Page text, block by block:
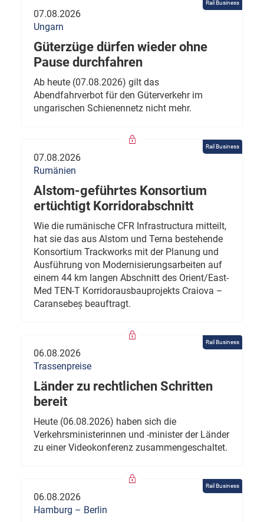
Rail Business
07.08.2026
Ungarn
Güterzüge dürfen wieder ohne
Pause durchfahren
Ab heute (07.08.2026) gilt das
Abendfahrverbot für den Güterverkehr im
ungarischen Schienennetz nicht mehr.
Rail Business
07.08.2026
Rumänien
Alstom-geführtes Konsortium
ertüchtigt Korridorabschnitt
Wie die rumänische CFR Infrastructura mitteilt,
hat sie das aus Alstom und Terna bestehende
Konsortium Trackworks mit der Planung und
Ausführung von Modernisierungsarbeiten auf
einem 44 km langen Abschnitt des Orient/East-
Med TEN-T Korridorausbauprojekts Craiova –
Caransebeș beauftragt.
Rail Business
06.08.2026
Trassenpreise
Länder zu rechtlichen Schritten
bereit
Heute (06.08.2026) haben sich die
Verkehrsministerinnen und -minister der Länder
zu einer Videokonferenz zusammengeschaltet.
Rail Business
06.08.2026
Hamburg – Berlin